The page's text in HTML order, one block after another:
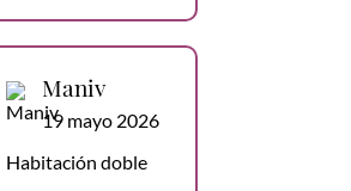
Maniv
19 mayo 2026
Habitación doble